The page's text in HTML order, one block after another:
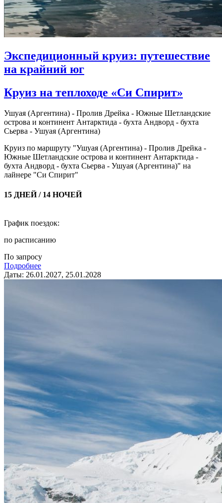
Экспедиционный круиз: путешествие
на крайний юг
Круиз на теплоходе «Си Спирит»
Ушуая (Аргентина) - Пролив Дрейка - Южные Шетландские
острова и континент Антарктида - бухта Андворд - бухта
Сьерва - Ушуая (Аргентина)
Круиз по маршруту "Ушуая (Аргентина) - Пролив Дрейка -
Южные Шетландские острова и континент Антарктида -
бухта Андворд - бухта Сьерва - Ушуая (Аргентина)" на
лайнере "Си Спирит"
15 ДНЕЙ / 14 НОЧЕЙ
График поездок:
по расписанию
По запросу
Подробнее
Даты: 26.01.2027, 25.01.2028